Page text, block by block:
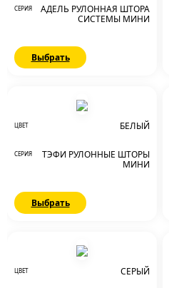
СЕРИЯ
АДЕЛЬ РУЛОННАЯ ШТОРА
СИСТЕМЫ МИНИ
Выбрать
ЦВЕТ БЕЛЫЙ
СЕРИЯ
ТЭФИ РУЛОННЫЕ ШТОРЫ
МИНИ
Выбрать
ЦВЕТ СЕРЫЙ